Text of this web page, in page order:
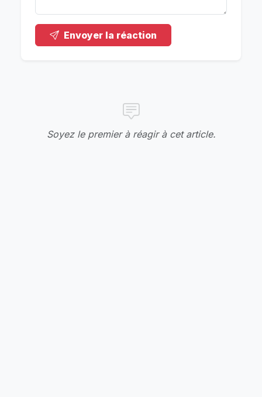
Envoyer la réaction
Soyez le premier à réagir à cet article.